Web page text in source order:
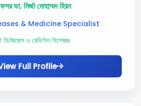
ডা. মির্জা মোহাম্মদ হিরন
& Medicine Specialist
ডিজিজেস ও মেডিসিন বিশেষজ্ঞ
Full Profile